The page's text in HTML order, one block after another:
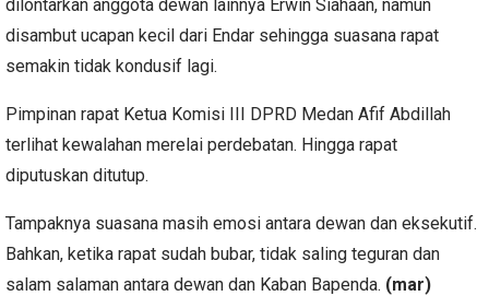
dilontarkan anggota dewan lainnya Erwin Siahaan, namun
disambut ucapan kecil dari Endar sehingga suasana rapat
semakin tidak kondusif lagi.
Pimpinan rapat Ketua Komisi III DPRD Medan Afif Abdillah
terlihat kewalahan merelai perdebatan. Hingga rapat
diputuskan ditutup.
Tampaknya suasana masih emosi antara dewan dan eksekutif.
Bahkan, ketika rapat sudah bubar, tidak saling teguran dan
salam salaman antara dewan dan Kaban Bapenda. (mar)